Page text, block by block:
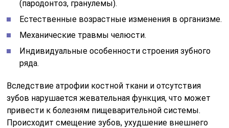
(пародонтоз, гранулемы).
Естественные возрастные изменения в организме.
Механические травмы челюсти.
Индивидуальные особенности строения зубного
ряда.
Вследствие атрофии костной ткани и отсутствия
зубов нарушается жевательная функция, что может
привести к болезням пищеварительной системы.
Происходит смещение зубов, ухудшение внешнего